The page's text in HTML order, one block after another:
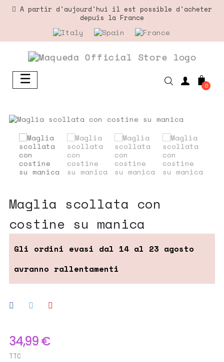
A partir d'aujourd'hui il est possible d'acheter
depuis la France
Basculer
la
☰ 0
maglia scollata con
costine su manica
34,99 €
TTC